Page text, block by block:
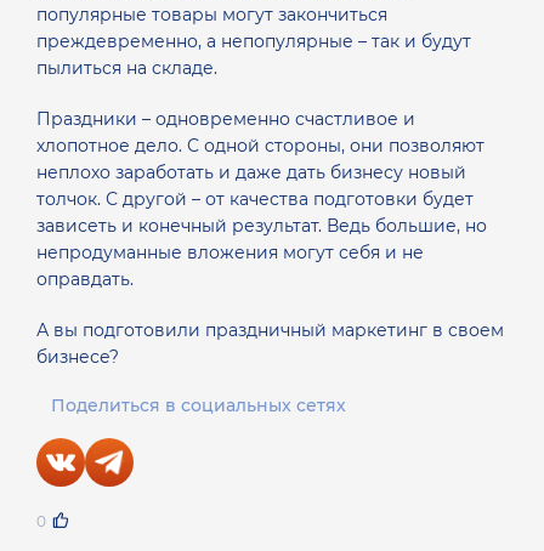
популярные товары могут закончиться
преждевременно, а непопулярные – так и будут
пылиться на складе.
Праздники – одновременно счастливое и
хлопотное дело. С одной стороны, они позволяют
неплохо заработать и даже дать бизнесу новый
толчок. С другой – от качества подготовки будет
зависеть и конечный результат. Ведь большие, но
непродуманные вложения могут себя и не
оправдать.
А вы подготовили праздничный маркетинг в своем
бизнесе?
Поделиться в социальных сетях
0